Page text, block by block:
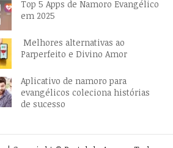
Top 5 Apps de Namoro Evangélico
em 2025
Melhores alternativas ao
Parperfeito e Divino Amor
Aplicativo de namoro para
evangélicos coleciona histórias
de sucesso